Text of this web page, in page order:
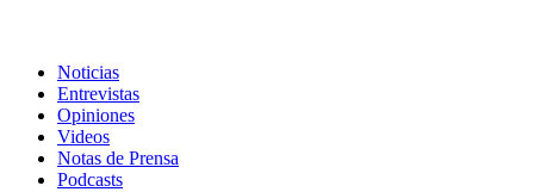
Noticias
Entrevistas
Opiniones
Videos
Notas de Prensa
Podcasts